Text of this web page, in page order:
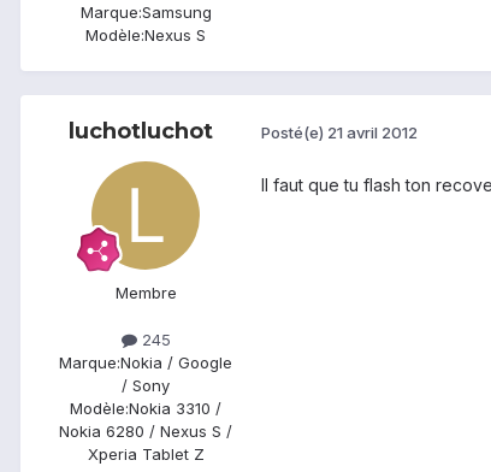
Marque:Samsung
Modèle:Nexus S
luchotluchot
Membre
245
Marque:Nokia / Google
/ Sony
Modèle:Nokia 3310 /
Nokia 6280 / Nexus S /
Xperia Tablet Z
Posté(e) 21 avril 2012
Il faut que tu flash ton